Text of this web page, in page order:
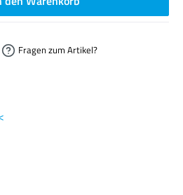
Fragen zum Artikel?